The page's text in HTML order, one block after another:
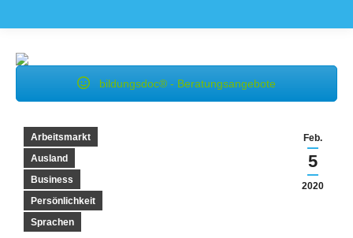
bildungsdoc® - Beratungsangebote
Feb.
5
2020
Arbeitsmarkt
Ausland
Business
Persönlichkeit
Sprachen